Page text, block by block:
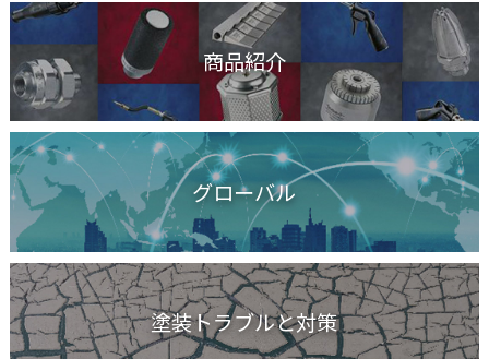
商品紹介
グローバル
塗装トラブルと対策